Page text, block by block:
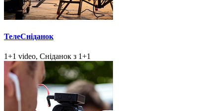
ТелеСніданок
1+1 video, Сніданок з 1+1